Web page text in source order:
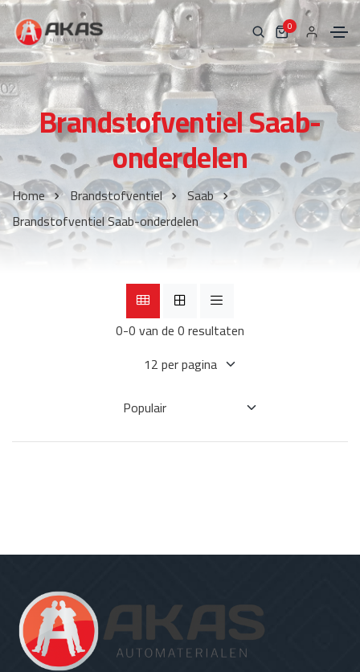
0
Brandstofventiel Saab-
onderdelen
Home Brandstofventiel
Saab
Brandstofventiel Saab-onderdelen
0-0 van de 0 resultaten